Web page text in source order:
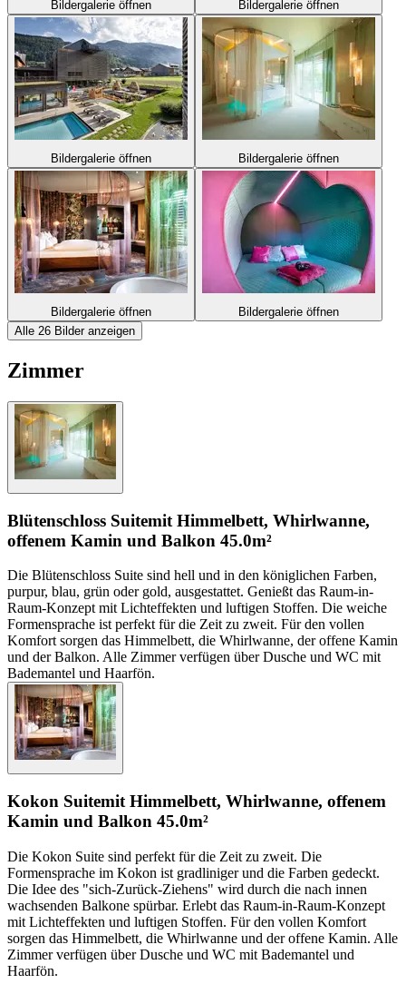
Bildergalerie öffnen Bildergalerie öffnen
Bildergalerie öffnen Bildergalerie öffnen
Bildergalerie öffnen
Bildergalerie öffnen
Alle 26 Bilder anzeigen
Zimmer
Blütenschloss Suitemit Himmelbett, Whirlwanne,
offenem Kamin und Balkon 45.0m²
Die Blütenschloss Suite sind hell und in den königlichen Farben,
purpur, blau, grün oder gold, ausgestattet. Genießt das Raum-in-
Raum-Konzept mit Lichteffekten und luftigen Stoffen. Die weiche
Formensprache ist perfekt für die Zeit zu zweit. Für den vollen
Komfort sorgen das Himmelbett, die Whirlwanne, der offene Kamin
und der Balkon. Alle Zimmer verfügen über Dusche und WC mit
Bademantel und Haarfön.
Kokon Suitemit Himmelbett, Whirlwanne, offenem
Kamin und Balkon 45.0m²
Die Kokon Suite sind perfekt für die Zeit zu zweit. Die
Formensprache im Kokon ist gradliniger und die Farben gedeckt.
Die Idee des "sich-Zurück-Ziehens" wird durch die nach innen
wachsenden Balkone spürbar. Erlebt das Raum-in-Raum-Konzept
mit Lichteffekten und luftigen Stoffen. Für den vollen Komfort
sorgen das Himmelbett, die Whirlwanne und der offene Kamin. Alle
Zimmer verfügen über Dusche und WC mit Bademantel und
Haarfön.